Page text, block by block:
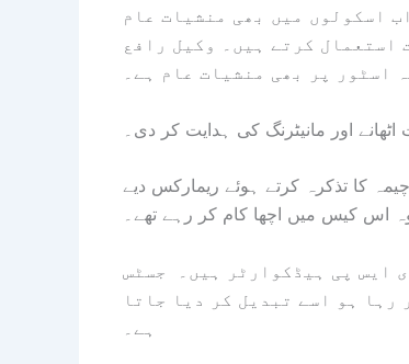
اسکولوں میں بھی منشیات عام
استعمال کرتے ہیں۔ وکیل رافع
اسٹور پر بھی منشیات عام ہے۔
اور مانیٹرنگ کی ہدایت کر دی۔
کا تذکرہ کرتے ہوئے ریمارکس دیے
اس کیس میں اچھا کام کر رہے تھے۔
ایس پی ہیڈکوارٹر ہیں۔ جسٹس
رہا ہو اسے تبدیل کر دیا جاتا
ہے۔